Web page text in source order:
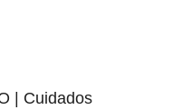
| Cuidados